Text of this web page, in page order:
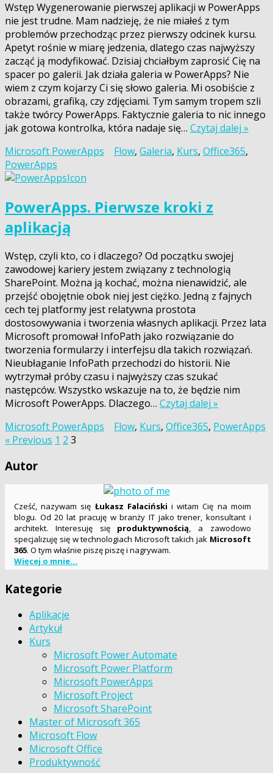
Wstęp Wygenerowanie pierwszej aplikacji w PowerApps
nie jest trudne. Mam nadzieję, że nie miałeś z tym
problemów przechodząc przez pierwszy odcinek kursu.
Apetyt rośnie w miarę jedzenia, dlatego czas najwyższy
zacząć ją modyfikować. Dzisiaj chciałbym zaprosić Cię na
spacer po galerii. Jak działa galeria w PowerApps? Nie
wiem z czym kojarzy Ci się słowo galeria. Mi osobiście z
obrazami, grafiką, czy zdjęciami. Tym samym tropem szli
także twórcy PowerApps. Faktycznie galeria to nic innego
jak gotowa kontrolka, która nadaje się… Czytaj dalej »
Microsoft PowerApps
Flow, Galeria, Kurs, Office365,
PowerApps
PowerApps. Pierwsze kroki z
aplikacją
Wstęp, czyli kto, co i dlaczego? Od początku swojej
zawodowej kariery jestem związany z technologią
SharePoint. Można ją kochać, można nienawidzić, ale
przejść obojętnie obok niej jest ciężko. Jedną z fajnych
cech tej platformy jest relatywna prostota
dostosowywania i tworzenia własnych aplikacji. Przez lata
Microsoft promował InfoPath jako rozwiązanie do
tworzenia formularzy i interfejsu dla takich rozwiązań.
Nieubłaganie InfoPath przechodzi do historii. Nie
wytrzymał próby czasu i najwyższy czas szukać
następców. Wszystko wskazuje na to, że będzie nim
Microsoft PowerApps. Dlaczego… Czytaj dalej »
Microsoft PowerApps
Flow, Kurs, Office365, PowerApps
Stronicowanie
wpisów
« Previous 1 2 3
Autor
Cześć, nazywam się Łukasz Falaciński i witam Cię na moim
blogu. Od 20 lat pracuję w branży IT jako trener, konsultant i
architekt. Interesuję się produktywnością, a zawodowo
specjalizuję się w technologiach Microsoft takich jak Microsoft
365. O tym właśnie piszę piszę i nagrywam.
Więcej o mnie...
Kategorie
Aplikacje
Artykuł
Kurs
Microsoft Power Automate
Microsoft Power Platform
Microsoft PowerApps
Microsoft Project
Microsoft SharePoint
Master of Microsoft 365
Microsoft Flow
Microsoft Office
Produktywność